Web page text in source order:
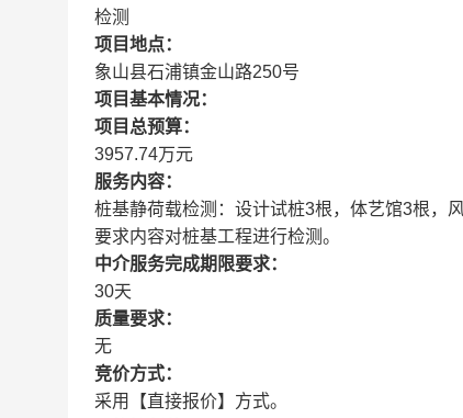
检测
项目地点：
象山县石浦镇金山路250号
项目基本情况：
项目总预算：
3957.74万元
服务内容：
桩基静荷载检测：设计试桩3根，体艺馆3根，
要求内容对桩基工程进行检测。
中介服务完成期限要求：
30天
质量要求：
无
竞价方式：
采用【直接报价】方式。